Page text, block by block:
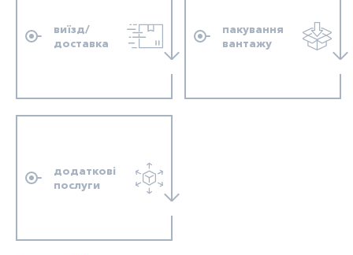
виїзд/
доставка
пакування
вантажу
додаткові
послуги